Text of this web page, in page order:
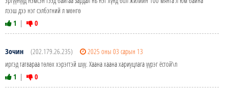
лээш дээ нэг сэлбэгний л мөнгө
1 | 0
Зочин (202.179.26.235)
2025 оны 03 сарын 13
иргэд татвараа төлөх хэрэгтэй шүү. Хаана хаана хариуцлага үүрэг ёстой\n
1 | 0